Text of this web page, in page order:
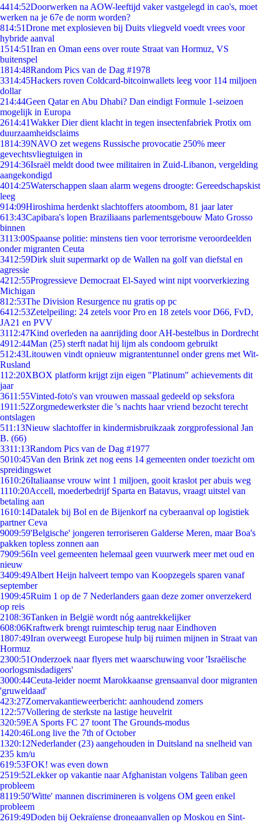
4414:52Doorwerken na AOW-leeftijd vaker vastgelegd in cao's, moet
werken na je 67e de norm worden?
814:51Drone met explosieven bij Duits vliegveld voedt vrees voor
hybride aanval
1514:51Iran en Oman eens over route Straat van Hormuz, VS
buitenspel
1814:48Random Pics van de Dag #1978
3314:45Hackers roven Coldcard-bitcoinwallets leeg voor 114 miljoen
dollar
214:44Geen Qatar en Abu Dhabi? Dan eindigt Formule 1-seizoen
mogelijk in Europa
2614:41Wakker Dier dient klacht in tegen insectenfabriek Protix om
duurzaamheidsclaims
1814:39NAVO zet wegens Russische provocatie 250% meer
gevechtsvliegtuigen in
2914:36Israël meldt dood twee militairen in Zuid-Libanon, vergelding
aangekondigd
4014:25Waterschappen slaan alarm wegens droogte: Gereedschapskist
leeg
914:09Hiroshima herdenkt slachtoffers atoombom, 81 jaar later
613:43Capibara's lopen Braziliaans parlementsgebouw Mato Grosso
binnen
3113:00Spaanse politie: minstens tien voor terrorisme veroordeelden
onder migranten Ceuta
3412:59Dirk sluit supermarkt op de Wallen na golf van diefstal en
agressie
4212:55Progressieve Democraat El-Sayed wint nipt voorverkiezing
Michigan
812:53The Division Resurgence nu gratis op pc
6412:53Zetelpeiling: 24 zetels voor Pro en 18 zetels voor D66, FvD,
JA21 en PVV
3112:47Kind overleden na aanrijding door AH-bestelbus in Dordrecht
4912:44Man (25) sterft nadat hij lijm als condoom gebruikt
512:43Litouwen vindt opnieuw migrantentunnel onder grens met Wit-
Rusland
112:20XBOX platform krijgt zijn eigen "Platinum" achievements dit
jaar
3611:55Vinted-foto's van vrouwen massaal gedeeld op seksfora
1911:52Zorgmedewerkster die 's nachts haar vriend bezocht terecht
ontslagen
511:13Nieuw slachtoffer in kindermisbruikzaak zorgprofessional Jan
B. (66)
3311:13Random Pics van de Dag #1977
5010:45Van den Brink zet nog eens 14 gemeenten onder toezicht om
spreidingswet
1610:26Italiaanse vrouw wint 1 miljoen, gooit kraslot per abuis weg
1110:20Accell, moederbedrijf Sparta en Batavus, vraagt uitstel van
betaling aan
1610:14Datalek bij Bol en de Bijenkorf na cyberaanval op logistiek
partner Ceva
9009:59'Belgische' jongeren terroriseren Galderse Meren, maar Boa's
pakken topless zonnen aan
7909:56In veel gemeenten helemaal geen vuurwerk meer met oud en
nieuw
3409:49Albert Heijn halveert tempo van Koopzegels sparen vanaf
september
1909:45Ruim 1 op de 7 Nederlanders gaan deze zomer onverzekerd
op reis
2108:36Tanken in België wordt nóg aantrekkelijker
608:06Kraftwerk brengt ruimteschip terug naar Eindhoven
1807:49Iran overweegt Europese hulp bij ruimen mijnen in Straat van
Hormuz
2300:51Onderzoek naar flyers met waarschuwing voor 'Israëlische
oorlogsmisdadigers'
3000:44Ceuta-leider noemt Marokkaanse grensaanval door migranten
'gruweldaad'
423:27Zomervakantieweerbericht: aanhoudend zomers
1 22:57Vollering de sterkste na lastige heuvelrit
320:59EA Sports FC 27 toont The Grounds-modus
1420:46Long live the 7th of October
1320:12Nederlander (23) aangehouden in Duitsland na snelheid van
235 km/u
619:53FOK! was even down
2519:52Lekker op vakantie naar Afghanistan volgens Taliban geen
probleem
8119:50'Witte' mannen discrimineren is volgens OM geen enkel
probleem
2619:49Doden bij Oekraïense droneaanvallen op Moskou en Sint-